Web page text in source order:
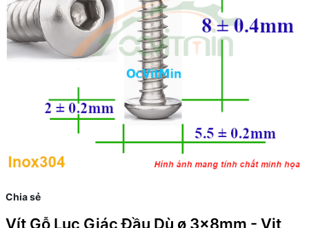
Chia sẻ
Vít Gỗ Lục Giác Đầu Dù ø 3x8mm - Vit